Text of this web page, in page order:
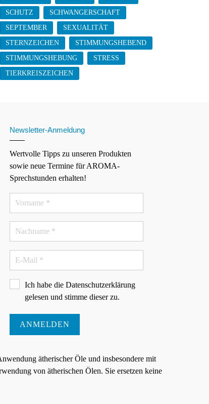
SCHUTZ
SCHWANGERSCHAFT
SEPTEMBER
SEXUALITÄT
STERNZEICHEN
STIMMUNGSHEBEND
STIMMUNGSHEBUNG
STRESS
TIERKREISZEICHEN
Newsletter-Anmeldung
Wertvolle Tipps zu unseren Produkten
sowie neue Termine für AROMA-
Sprechstunden erhalten!
Ich habe dieDatenschutzerklärung
gelesen und stimme dieser zu.
ANMELDEN
ätherischer Öle und insbesondere mit
von ätherischen Ölen. Sie ersetzen keine